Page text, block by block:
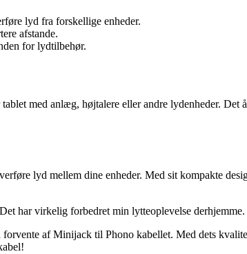
lyd fra forskellige enheder.
afstande.
for lydtilbehør.
med anlæg, højtalere eller andre lydenheder.
lyd mellem dine enheder. Med sit kompakte
har virkelig forbedret min lytteoplevelse
af Minijack til Phono kabellet. Med dets